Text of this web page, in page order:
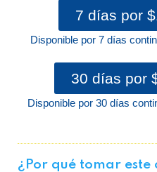
7 días por
Disponible por 7 días
30 días por
Disponible por 30 días
¿Por qué tomar este